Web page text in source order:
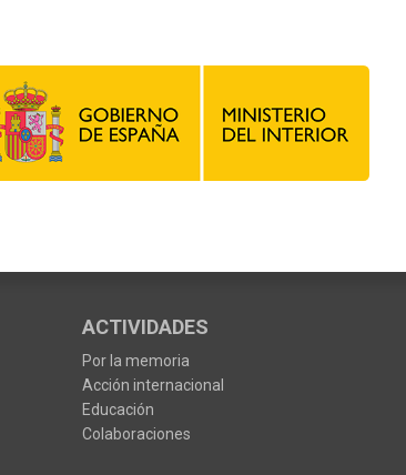
ACTIVIDADES
Por la memoria
Acción internacional
Educación
Colaboraciones